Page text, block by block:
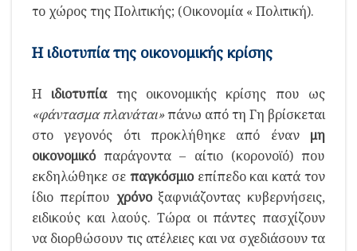
το χώρος της Πολιτικής; (Οικονομία « Πολιτική).
Η ιδιοτυπία της οικονομικής κρίσης
Η ιδιοτυπίατης οικονομικής κρίσης που ως
«φάντασμα πλανάται»πάνω από τη Γη βρίσκεται
στο γεγονός ότι προκλήθηκε από έναν μη
οικονομικόπαράγοντα – αίτιο (κορονοϊό) που
εκδηλώθηκε σε παγκόσμιοεπίπεδο και κατά τον
ίδιο περίπου χρόνοξαφνιάζοντας κυβερνήσεις,
ειδικούς και λαούς. Τώρα οι πάντες πασχίζουν
να διορθώσουν τις ατέλειες και να σχεδιάσουν τα